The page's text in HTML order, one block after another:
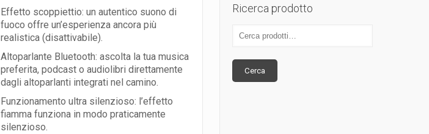
Effetto scoppiettio: un autentico suono di
fuoco offre un’esperienza ancora più
realistica (disattivabile).
Altoparlante Bluetooth: ascolta la tua musica
preferita, podcast o audiolibri direttamente
dagli altoparlanti integrati nel camino.
Funzionamento ultra silenzioso: l’effetto
fiamma funziona in modo praticamente
silenzioso.
Ricerca prodotto
Cerca